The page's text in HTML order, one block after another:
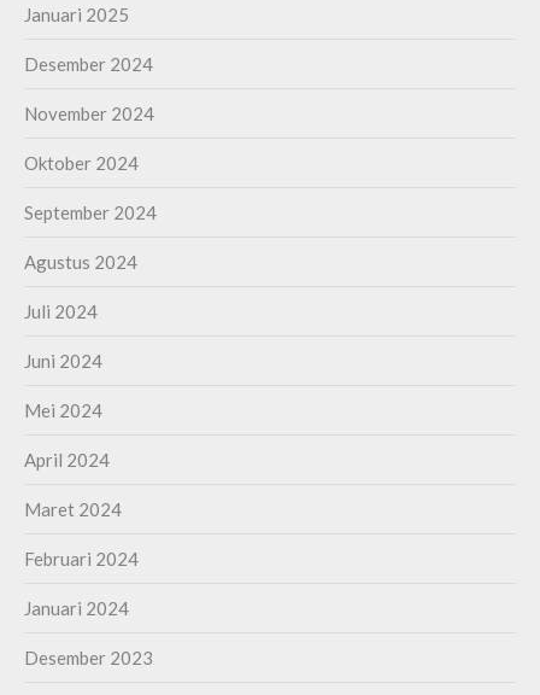
Januari 2025
Desember 2024
November 2024
Oktober 2024
September 2024
Agustus 2024
Juli 2024
Juni 2024
Mei 2024
April 2024
Maret 2024
Februari 2024
Januari 2024
Desember 2023